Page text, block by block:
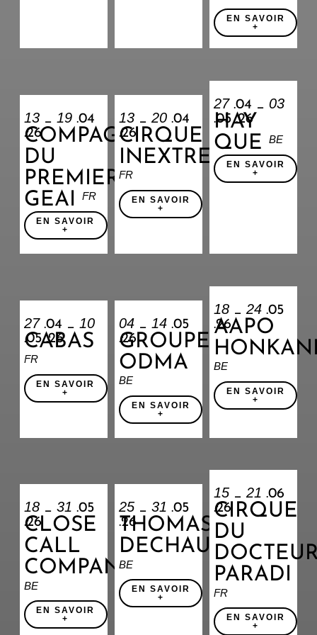
EN SAVOIR
+
13 _19 .04
.26
COMPAGNIE
DU
PREMIER
GEAIFR
EN SAVOIR
+
13 _20 .04
.26
CIRQUE
INEXTREMISTE
FR
EN SAVOIR
+
27.04 _ 03
.05 .26
HAY
QUEBE
EN SAVOIR
+
27.04 _10
.05 .26
CABAS
FR
EN SAVOIR
+
04 _14 .05
.26
GROUPE
ODMA
BE
EN SAVOIR
+
18 _24 .05
.26
AAPO
BE
EN SAVOIR
+
18 _31 .05
.26
CLOSE
CALL
COMPANY
BE
EN SAVOIR
+
25 _31 .05
.26
THOMAS
DECHAUFOUR
BE
EN SAVOIR
+
15 _21 .06
.26
CIRQUE
DU
PARADI
FR
EN SAVOIR
+